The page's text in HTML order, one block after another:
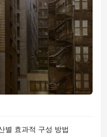
별 효과적 구성 방법